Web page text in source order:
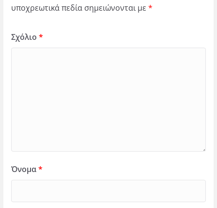
υποχρεωτικά πεδία σημειώνονται με *
Σχόλιο *
Όνομα*